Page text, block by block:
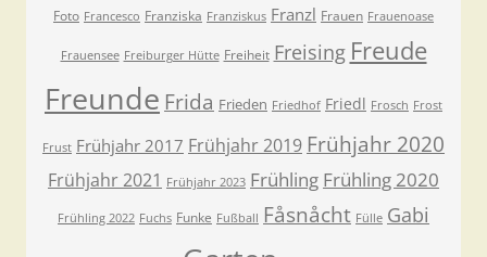
Foto Francesco Franziska Franziskus Franzl Frauen Frauenoase
Frauensee Freiburger Hütte Freiheit Freising Freude
Freunde Frida Frieden Friedhof Friedl Frosch Frost
Frust Frühjahr 2017 Frühjahr 2019 Frühjahr 2020
Frühjahr 2021 Frühjahr 2023 Frühling Frühling 2020
Frühling 2022 Fuchs Funke Fußball Fåsnåcht Fülle Gabi